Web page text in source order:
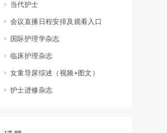
当代护士
会议直播日程安排及观看入口
国际护理学杂志
临床护理杂志
女童导尿综述（视频+图文）
护士进修杂志